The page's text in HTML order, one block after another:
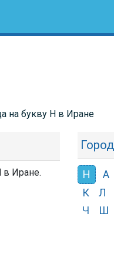
на букву Н в Иране
в Иране. Н А
К
Л
Ч
Ш